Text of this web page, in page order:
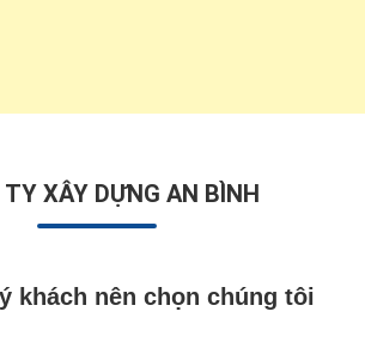
TY XÂY DỰNG AN BÌNH
khách nên chọn chúng tôi